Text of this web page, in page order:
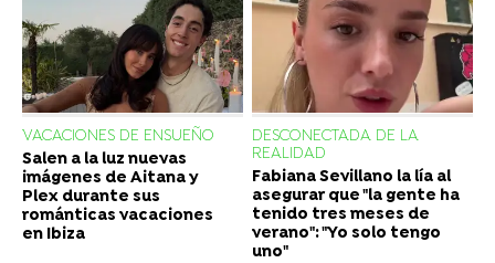
VACACIONES DE ENSUEÑO
Salen a la luz nuevas
imágenes de Aitana y
Plex durante sus
románticas vacaciones
en Ibiza
DESCONECTADA DE LA
REALIDAD
Fabiana Sevillano la lía al
asegurar que "la gente ha
tenido tres meses de
verano": "Yo solo tengo
uno"